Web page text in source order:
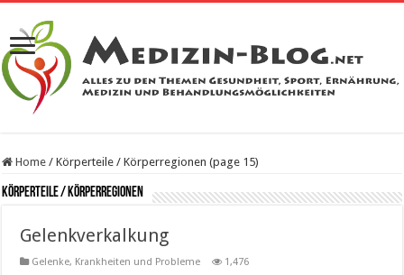
Home / Körperteile / Körperregionen (page 15)
Körperteile / Körperregionen
Gelenkverkalkung
Gelenke, Krankheiten und Probleme 1,476